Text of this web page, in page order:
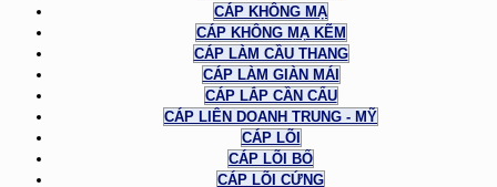
CÁP KHÔNG MẠ
CÁP KHÔNG MẠ KẼM
CÁP LÀM CẦU THANG
CÁP LÀM GIÀN MÁI
CÁP LẮP CẦN CẨU
CÁP LIÊN DOANH TRUNG - MỸ
CÁP LÕI
CÁP LÕI BỐ
CÁP LÕI CỨNG